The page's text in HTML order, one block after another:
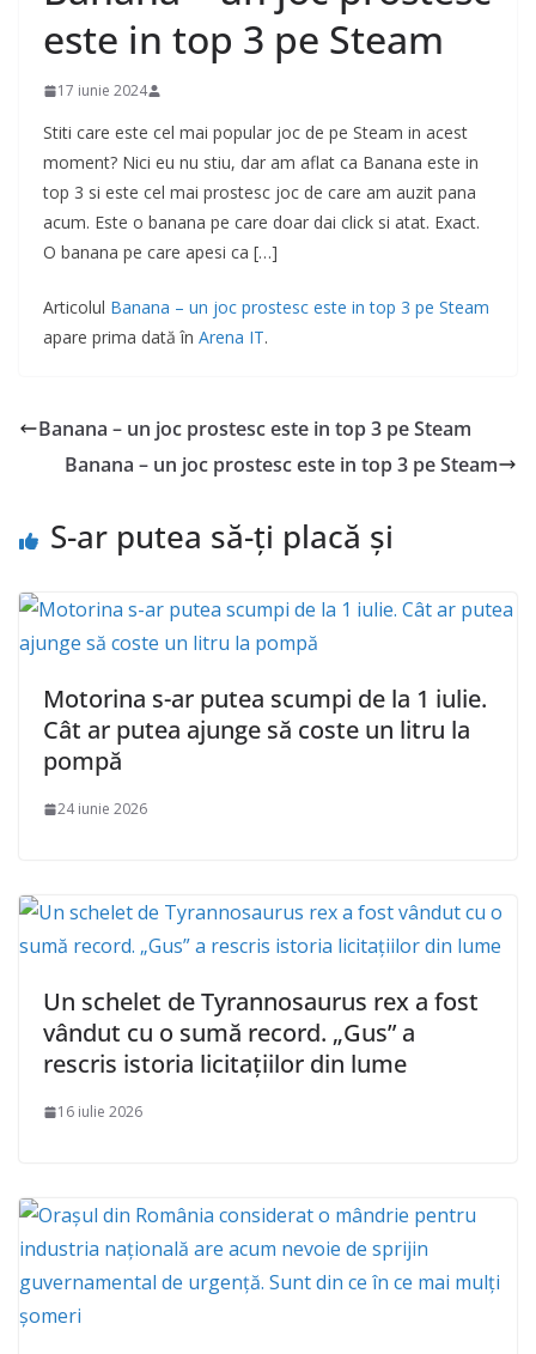
este in top 3 pe Steam
17 iunie 2024
Stiti care este cel mai popular joc de pe Steam in acest
moment? Nici eu nu stiu, dar am aflat ca Banana este in
top 3 si este cel mai prostesc joc de care am auzit pana
acum. Este o banana pe care doar dai click si atat. Exact.
O banana pe care apesi ca […]
Articolul Banana – un joc prostesc este in top 3 pe Steam
apare prima dată în Arena IT.
Banana – un joc prostesc este in top 3 pe Steam
Banana – un joc prostesc este in top 3 pe Steam
S-ar putea să-ți placă și
Motorina s-ar putea scumpi de la 1 iulie.
Cât ar putea ajunge să coste un litru la
pompă
24 iunie 2026
Un schelet de Tyrannosaurus rex a fost
vândut cu o sumă record. „Gus” a
rescris istoria licitațiilor din lume
16 iulie 2026